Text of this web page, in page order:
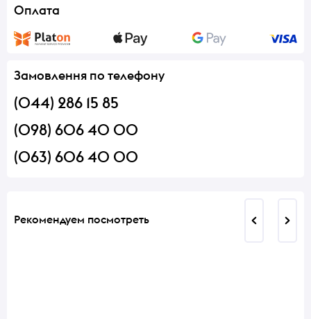
Оплата
Замовлення по телефону
(044) 286 15 85
(098) 606 40 00
(063) 606 40 00
Рекомендуем посмотреть